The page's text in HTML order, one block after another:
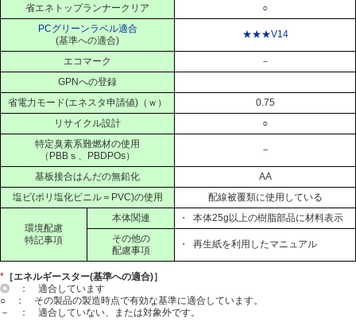
省エネトップランナークリア
○
PCグリーンラベル適合
(基準への適合)
★★★V14
エコマーク
－
GPNへの登録
省電力モード(エネスタ申請値)（ｗ）
0.75
リサイクル設計
○
特定臭素系難燃材の使用
（PBBｓ、PBDPOs）
－
基板接合はんだの無鉛化
AA
塩ビ(ポリ塩化ビニル＝PVC)の使用
配線被覆類に使用している
環境配慮
特記事項
本体関連 ・
本体25g以上の樹脂部品に材料表示
その他の
配慮事項
・ 再生紙を利用したマニュアル
* ［エネルギースター(基準への適合)］
◎ ： 適合しています
○ ： その製品の製造時点で有効な基準に適合しています。
－ ： 適合していない、または対象外です。